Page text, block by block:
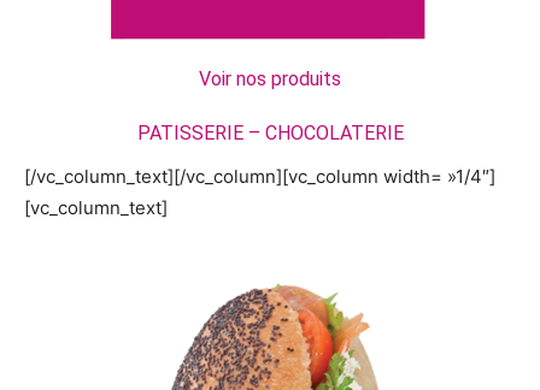
Voir nos produits
PATISSERIE – CHOCOLATERIE
[/vc_column_text][/vc_column][vc_column width= »1/4″]
[vc_column_text]